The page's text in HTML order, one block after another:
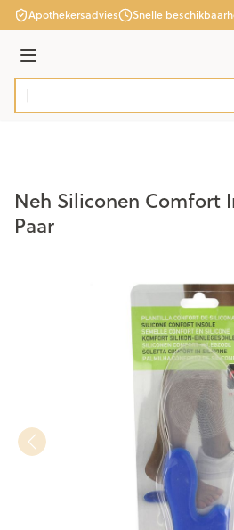
Ga naar de inhoud
Apothekersadvies Snelle
Menu
Product, merk, categorie...
Neh Siliconen Comfort
Paar